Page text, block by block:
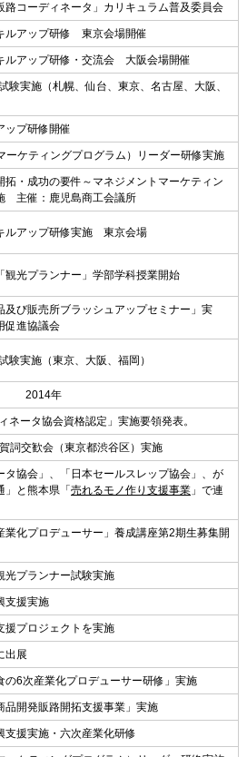
路コーディネータ」カリキュラム普及委員会
ルアップ研修 東京会場開催
ルアップ研修・交流会 大阪会場開催
験実施（札幌、仙台、東京、名古屋、大阪、
ップ研修開催
ーケティングプログラム）リーダー研修実施
拓・成功の要件～マネジメントマーケティン
主催：鹿児島商工会議所
ルアップ研修実施 東京会場
観光プランナー」学部学科授業開始
及び販売所ブラッシュアップセミナー」実
進協議会
験実施（東京、大阪、福岡）
2014年
ネータ協会資格認定」実施要領発表。
詞交歓会（東京都渋谷区）実施
タ協会」、「日本セールスレップ協会」、が
」と熊本県「 売れるモノ作り支援事業 」で連
業化プロデューサー」養成講座第2期生募集開
光プランナー試験実施
支援実施
援プロジェクトを実施
出展
の6次産業化プロデューサー研修」実施
品開発販路開拓支援事業」実施
支援実施・六次産業化研修